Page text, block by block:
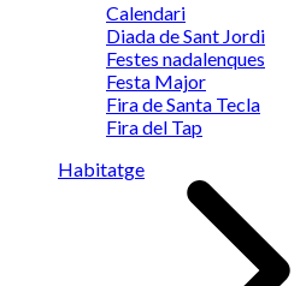
Calendari
Diada de Sant Jordi
Festes nadalenques
Festa Major
Fira de Santa Tecla
Fira del Tap
Habitatge